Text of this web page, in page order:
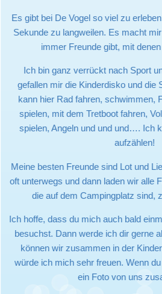
Es gibt bei De Vogel so viel zu
Sekunde zu langweilen. Es macht
immer Freunde gibt, mit
Ich bin ganz verrückt nach Sport
gefallen mir die Kinderdisko und die
kann hier Rad fahren, schwimmen,
spielen, mit dem Tretboot fahren,
spielen, Angeln und und und…. Ich
aufzählen!
Meine besten Freunde sind Lot und
oft unterwegs und dann laden wir alle
die auf dem Campingplatz sind,
Ich hoffe, dass du mich auch bald
besuchst. Dann werde ich dir gerne
können wir zusammen in der
würde ich mich sehr freuen. Wenn
ein Foto von uns